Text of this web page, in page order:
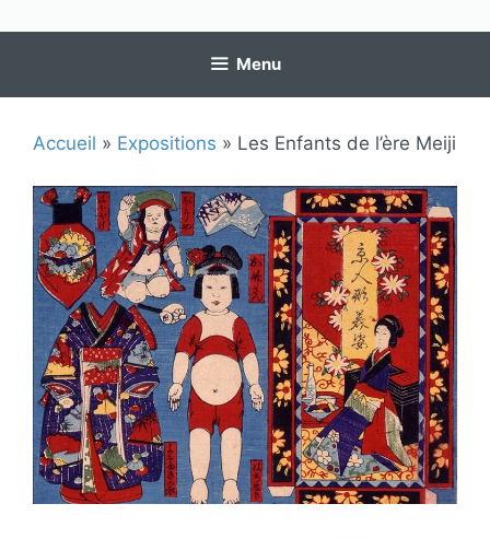
Menu
Accueil » Expositions » Les Enfants de l’ère Meiji